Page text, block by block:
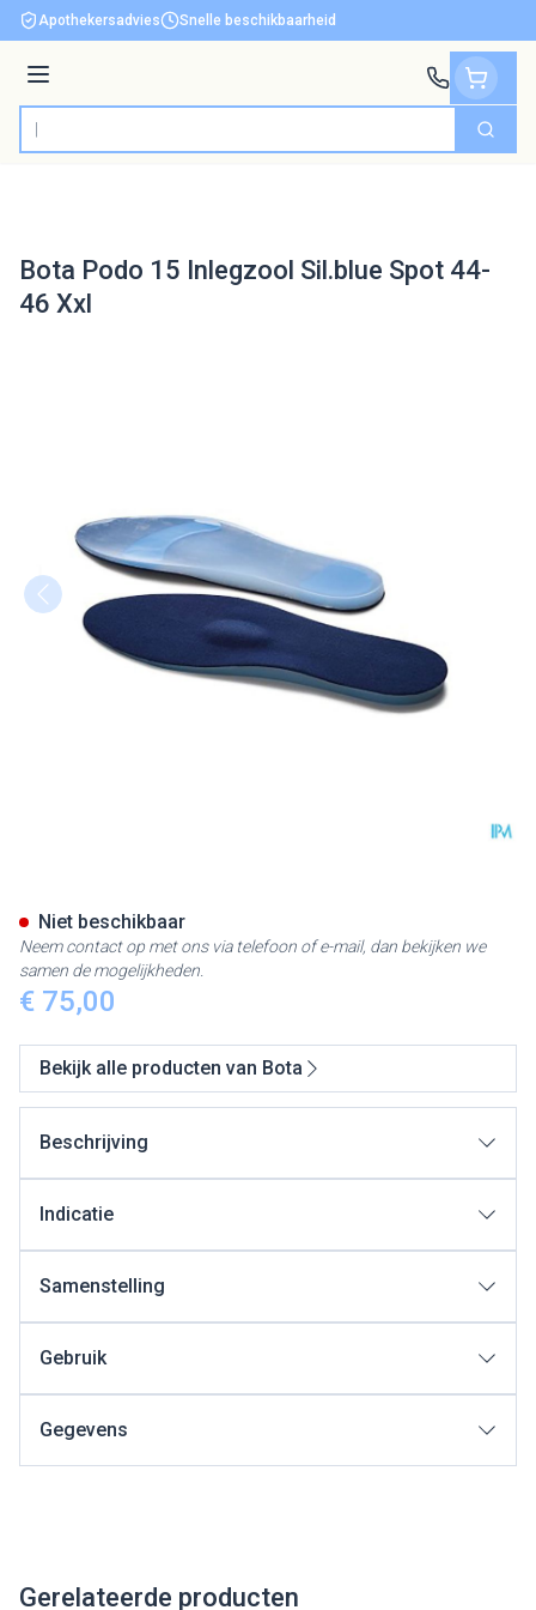
Ga naar de inhoud
Apothekersadvies Snelle beschikbaarheid
Menu
Product, merk, categorie... Zoek
Bota Podo 15 Inlegzool Sil.blue Spot 44-
46 Xxl
€ 75,00
Niet beschikbaar
Neem contact op met ons via telefoon of e-mail, dan bekijken we
samen de mogelijkheden.
Bekijk alle producten van Bota
Beschrijving
Indicatie
Samenstelling
Gebruik
Gegevens
Gerelateerde producten